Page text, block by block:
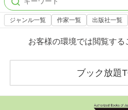
ジャンル一覧 作家一覧 出版社一覧
お客様の環境では閲覧する
ブック放題